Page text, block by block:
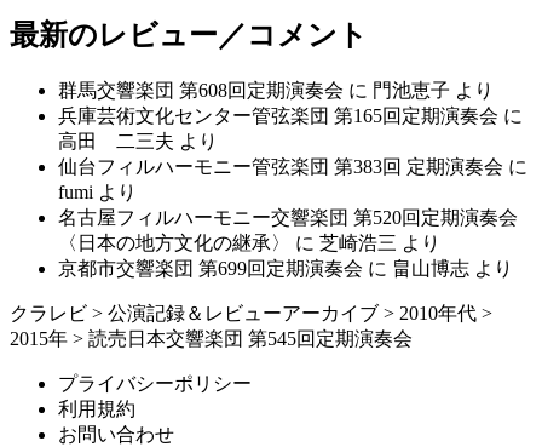
最新のレビュー／コメント
群馬交響楽団 第608回定期演奏会 に 門池恵子 より
兵庫芸術文化センター管弦楽団 第165回定期演奏会 に
高田 二三夫 より
仙台フィルハーモニー管弦楽団 第383回 定期演奏会 に
fumi より
名古屋フィルハーモニー交響楽団 第520回定期演奏会
〈日本の地方文化の継承〉
に 芝崎浩三 より
京都市交響楽団 第699回定期演奏会 に 畠山博志 より
クラレビ > 公演記録＆レビューアーカイブ > 2010年代 >
2015年 > 読売日本交響楽団 第545回定期演奏会
プライバシーポリシー
利用規約
お問い合わせ